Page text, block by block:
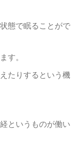
態で眠ることがで
す。
たりするという機
というものが働い